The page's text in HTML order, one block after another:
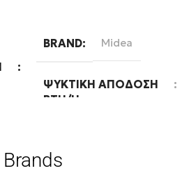
BRAND Midea
ΨΥΚΤΙΚΉ ΑΠΌΔΟΣΗ
BTU/H
Brands